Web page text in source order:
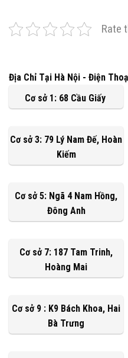
Rate
Địa Chỉ Tại Hà Nội - Điện
Cơ sở 1: 68 Cầu Giấy
Cơ sở 3: 79 Lý Nam Đế, Hoàn
Kiếm
Cơ sở 5: Ngã 4 Nam Hồng,
Đông Anh
Cơ sở 7: 187 Tam Trinh,
Hoàng Mai
Cơ sở 9 : K9 Bách Khoa, Hai
Bà Trưng